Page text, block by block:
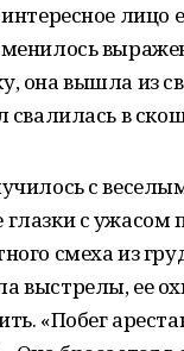
интересное
она вышла из
свалилась в
с
с ужасом
смеха из
выстрелы, ее
«Побег